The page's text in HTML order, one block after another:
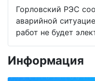
Горловский РЭС
аварийной
работ не будет
Информация